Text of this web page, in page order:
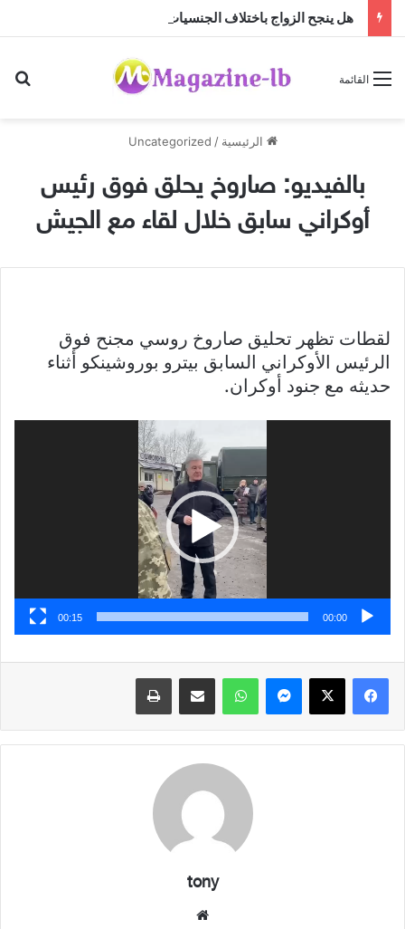
القائمة
الرئيسية /
Uncategorized
بالفيديو: صاروخ يحلق فوق رئيس
أوكراني سابق خلال لقاء مع الجيش
لقطات تظهر تحليق صاروخ روسي مجنح فوق
الرئيس الأوكراني السابق بيترو بوروشينكو أثناء
حديثه مع جنود أوكران.
00:00
00:15
فيسبوك X ماسنجر واتساب مشاركة عبر البريد طباعة
tony